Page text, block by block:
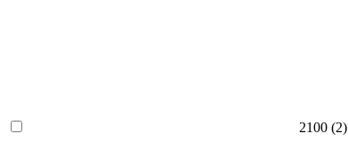
2100 (2)